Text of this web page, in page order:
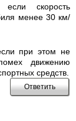
скорость
менее 30 км/
при этом не
движению
средств.